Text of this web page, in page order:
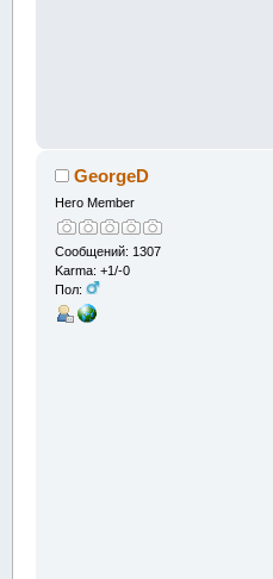
GeorgeD
Hero Member
Сообщений: 1307
Karma: +1/-0
Пол: